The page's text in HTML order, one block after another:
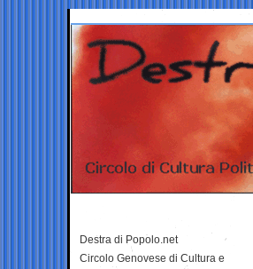
Destra di Popolo.net
Circolo Genovese di Cultura e